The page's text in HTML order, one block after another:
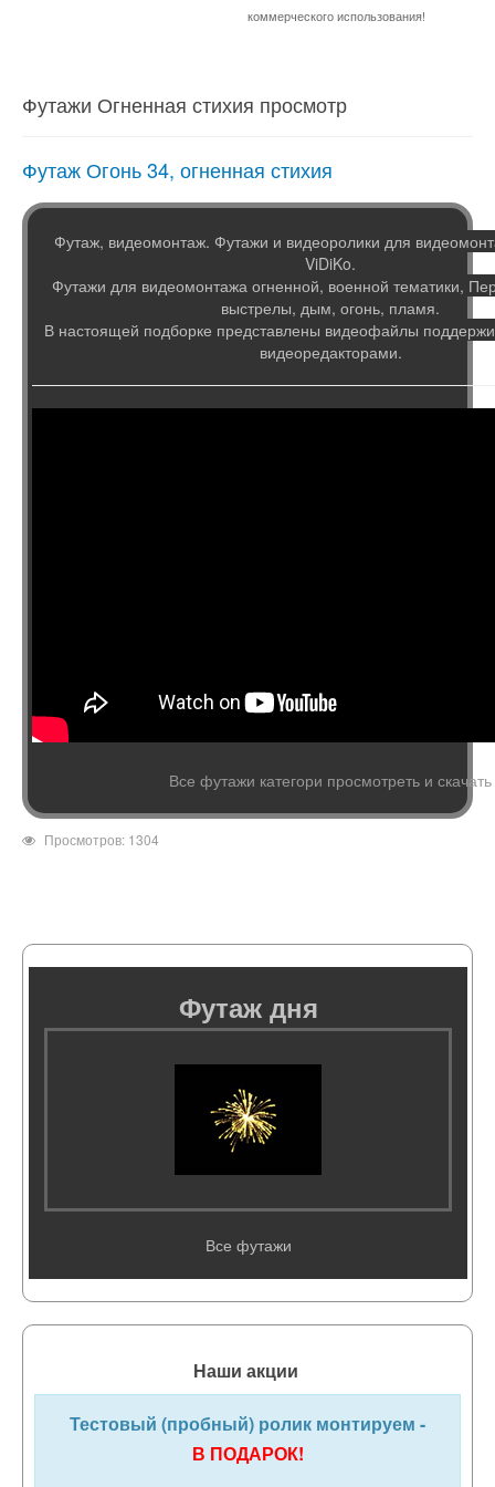
коммерческого использования!
Футажи Огненная стихия просмотр
Футаж Огонь 34, огненная стихия
Футаж, видеомонтаж. Футажи и видеоролики для
ViDiKo.
Футажи для видеомонтажа огненной, военной тематики,
выстрелы, дым, огонь, пламя.
В настоящей подборке представлены видеофайлы
видеоредакторами.
Все футажи категори просмотреть и скачать
Просмотров: 1304
Футаж дня
Все футажи
Наши акции
Тестовый (пробный) ролик монтируем -
В ПОДАРОК!